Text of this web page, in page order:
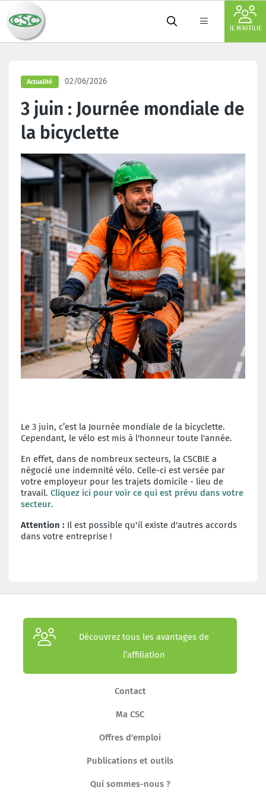
JE M'AFFILIE
Actualité 02/06/2026
3 juin : Journée mondiale de
la bicyclette
Le 3 juin, c’est la Journée mondiale de la bicyclette.
Cependant, le vélo est mis à l'honneur toute l'année.
En effet, dans de nombreux secteurs, la CSCBIE a
négocié une indemnité vélo. Celle-ci est versée par
votre employeur pour les trajets domicile - lieu de
travail. Cliquez ici pour voir ce qui est prévu dans votre
secteur.
Attention : Il est possible qu'il existe d'autres accords
dans votre entreprise !
Découvrez tous les avantages de
l’affiliation
Contact
Ma CSC
Offres d'emploi
Publications et outils
Qui sommes-nous ?